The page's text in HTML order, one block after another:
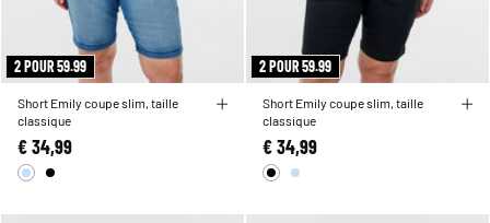
2 POUR 59.99
Short Emily coupe slim, taille
classique
€ 34,99
2 POUR 59.99
Short Emily coupe slim, taille
classique
€ 34,99